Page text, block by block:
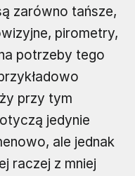
zarówno tańsze,
pirometry,
potrzeby tego
przy tym
jedynie
ale jednak
raczej z mniej